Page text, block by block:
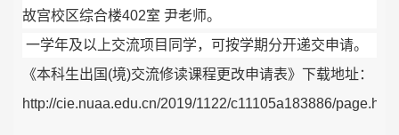
故宫校区综合楼402室 尹老师。
一学年及以上交流项目同学，可按学期分开递交申请。
《本科生出国(境)交流修读课程更改申请表》下载地址：
http://cie.nuaa.edu.cn/2019/1122/c11105a183886/page.htm